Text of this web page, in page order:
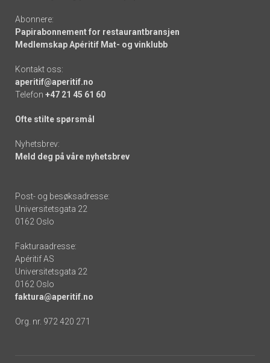
Abonnere:
Papirabonnement for restaurantbransjen
Medlemskap Apéritif Mat- og vinklubb
Kontakt oss:
aperitif@aperitif.no
Telefon +47 21 45 61 60
Ofte stilte spørsmål
Nyhetsbrev:
Meld deg på våre nyhetsbrev
Post- og besøksadresse:
Universitetsgata 22
0162 Oslo
Fakturaadresse:
Apéritif AS
Universitetsgata 22
0162 Oslo
faktura@aperitif.no
Org. nr. 972 420 271